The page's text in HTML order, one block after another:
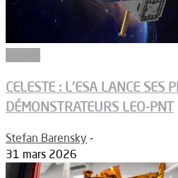
CELESTE : L’ESA LANCE SES
DÉMONSTRATEURS LEO-PNT
Stefan Barensky -
31 mars 2026